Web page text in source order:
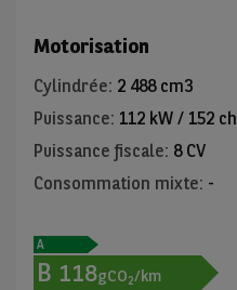
Motorisation
Cylindrée: 2 488 cm3
Puissance: 112 kW / 152 ch
Puissance fiscale: 8 CV
Consommation mixte: -
A
B 118gCO2/km